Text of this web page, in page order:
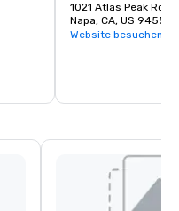
eine
Prime Solum,
Weine.
1021 Atlas Peak Rot
Napa, CA, US 94559
Website besuchen